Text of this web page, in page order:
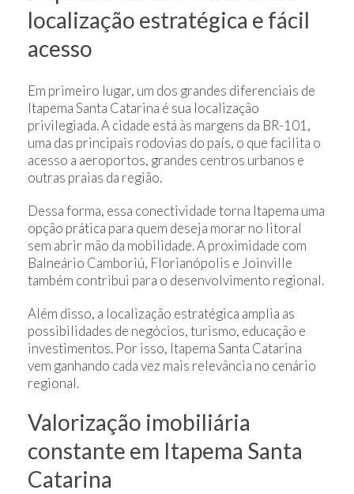
localização estratégica e fácil
acesso
Em primeiro lugar, um dos grandes diferenciais de
Itapema Santa Catarina é sua localização
privilegiada. A cidade está às margens da BR-101,
uma das principais rodovias do país, o que facilita o
acesso a aeroportos, grandes centros urbanos e
outras praias da região.
Dessa forma, essa conectividade torna Itapema uma
opção prática para quem deseja morar no litoral
sem abrir mão da mobilidade. A proximidade com
Balneário Camboriú, Florianópolis e Joinville
também contribui para o desenvolvimento regional.
Além disso, a localização estratégica amplia as
possibilidades de negócios, turismo, educação e
investimentos. Por isso, Itapema Santa Catarina
vem ganhando cada vez mais relevância no cenário
regional.
Valorização imobiliária
constante em Itapema Santa
Catarina